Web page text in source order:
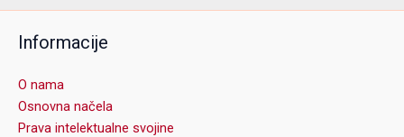
Informacije
O nama
Osnovna načela
Prava intelektualne svojine